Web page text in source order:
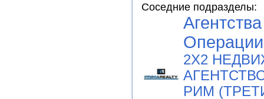
Соседние подразделы:
2Х2
РИМ